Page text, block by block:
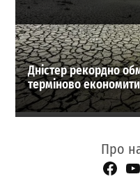
Дністер рекордно
терміново
Про